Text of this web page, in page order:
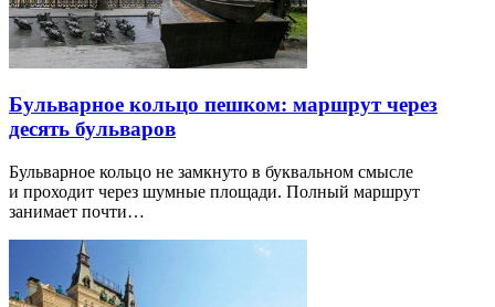
Бульварное кольцо пешком: маршрут через
десять бульваров
Бульварное кольцо не замкнуто в буквальном смысле
и проходит через шумные площади. Полный маршрут
занимает почти…